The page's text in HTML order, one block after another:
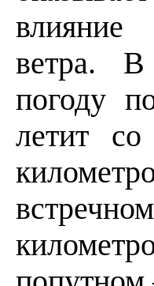
ветра. В
погоду
летит